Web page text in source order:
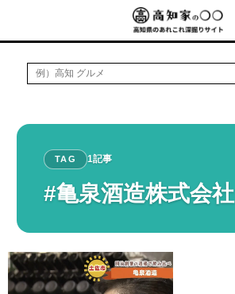
TAG 1記事
#亀泉酒造株式会社